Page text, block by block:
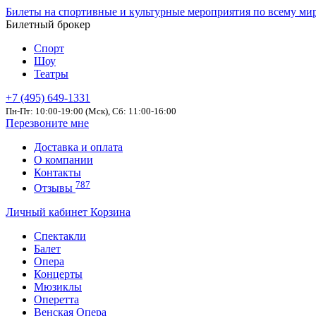
Билеты на спортивные и культурные мероприятия по всему
Билетный брокер
Спорт
Шоу
Театры
+7 (495) 649-1331
Пн-Пт: 10:00-19:00 (Мск), Сб: 11:00-16:00
Перезвоните мне
Доставка и оплата
О компании
Контакты
Отзывы 787
Личный кабинет Корзина
Спектакли
Балет
Опера
Концерты
Мюзиклы
Оперетта
Венская Опера